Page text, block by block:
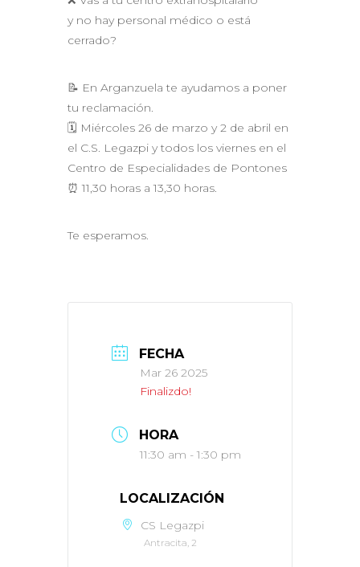
y no hay personal médico o está
cerrado?
📝 En Arganzuela te ayudamos a poner
tu reclamación.
🗓 Miércoles 26 de marzo y 2 de abril en
el C.S. Legazpi y todos los viernes en el
Centro de Especialidades de Pontones
⏰ 11,30 horas a 13,30 horas.
Te esperamos.
FECHA
Mar 26 2025
Finalizdo!
HORA
11:30 am - 1:30 pm
LOCALIZACIÓN
CS Legazpi
Antracita, 2